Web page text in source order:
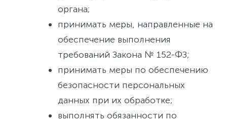
органа;
принимать меры, направленные на
обеспечение выполнения
требований Закона № 152-ФЗ;
принимать меры по обеспечению
безопасности персональных
данных при их обработке;
выполнять обязанности по